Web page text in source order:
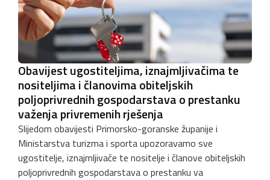
Obavijest ugostiteljima, iznajmljivačima te
nositeljima i članovima obiteljskih
poljoprivrednih gospodarstava o prestanku
važenja privremenih rješenja
Slijedom obavijesti Primorsko-goranske županije i
Ministarstva turizma i sporta upozoravamo sve
ugostitelje, iznajmljivače te nositelje i članove obiteljskih
poljoprivrednih gospodarstava o prestanku va